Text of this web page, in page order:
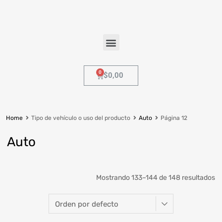
$0,00
Home Tipo de vehículo o uso del producto Auto Página 12
Auto
Seleccionar Serie
Diámetro del Rin
Mostrando 133–144 de 148 resultados